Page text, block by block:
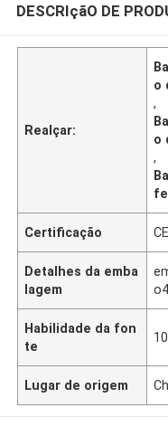
DESCRIçãO DE
Realçar:
o
,
o
,
Certificação
Detalhes da emba
lagem
o4
Habilidade da fon
te
Lugar de origem